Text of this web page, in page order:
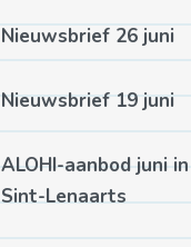
Nieuwsbrief 26 juni
Nieuwsbrief 19 juni
ALOHI-aanbod juni in
Sint-Lenaarts